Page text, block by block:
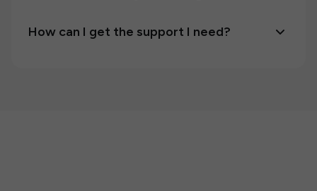
How can I get the support I need?